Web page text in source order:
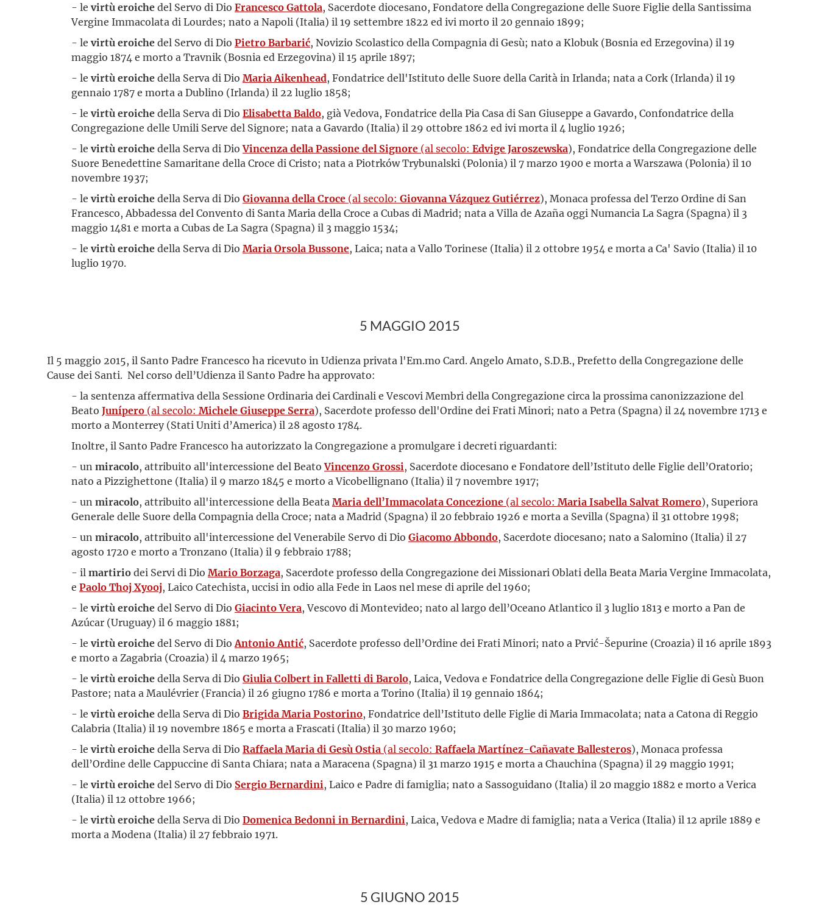
- le virtù eroichedel Servo di Dio Francesco Gattola, Sacerdote diocesano, Fondatore della Congregazione delle Suore Figlie della Santissima
Vergine Immacolata di Lourdes; nato a Napoli (Italia) il 19 settembre 1822 ed ivi morto il 20 gennaio 1899;
- le virtù eroichedel Servo di Dio Pietro Barbarić, Novizio Scolastico della Compagnia di Gesù; nato a Klobuk (Bosnia ed Erzegovina) il 19
maggio 1874 e morto a Travnik (Bosnia ed Erzegovina) il 15 aprile 1897;
- le virtù eroichedella Serva di Dio Maria Aikenhead, Fondatrice dell'Istituto delle Suore della Carità in Irlanda; nata a Cork (Irlanda) il 19
gennaio 1787 e morta a Dublino (Irlanda) il 22 luglio 1858;
- le virtù eroichedella Serva di Dio Elisabetta Baldo, già Vedova, Fondatrice della Pia Casa di San Giuseppe a Gavardo, Confondatrice della
Congregazione delle Umili Serve del Signore; nata a Gavardo (Italia) il 29 ottobre 1862 ed ivi morta il 4 luglio 1926;
- le virtù eroichedella Serva di Dio Vincenza della Passione del Signore (al secolo: Edvige Jaroszewska), Fondatrice della Congregazione delle
Suore Benedettine Samaritane della Croce di Cristo; nata a Piotrków Trybunalski (Polonia) il 7 marzo 1900 e morta a Warszawa (Polonia) il 10
novembre 1937;
- le virtù eroichedella Serva di Dio Giovanna della Croce (al secolo: Giovanna Vázquez Gutiérrez), Monaca professa del Terzo Ordine di San
Francesco, Abbadessa del Convento di Santa Maria della Croce a Cubas di Madrid; nata a Villa de Azaña oggi Numancia La Sagra (Spagna) il 3
maggio 1481 e morta a Cubas de La Sagra (Spagna) il 3 maggio 1534;
- le virtù eroichedella Serva di Dio Maria Orsola Bussone, Laica; nata a Vallo Torinese (Italia) il 2 ottobre 1954 e morta a Ca' Savio (Italia) il 10
luglio 1970.
5 MAGGIO 2015
Il 5 maggio 2015, il Santo Padre Francesco ha ricevuto in Udienza privata l'Em.mo Card. Angelo Amato, S.D.B., Prefetto della Congregazione delle
Cause dei Santi. Nel corso dell’Udienza il Santo Padre ha approvato:
- la sentenza affermativa della Sessione Ordinaria dei Cardinali e Vescovi Membri della Congregazione circa la prossima canonizzazione del
Beato Junípero (al secolo: Michele Giuseppe Serra), Sacerdote professo dell'Ordine dei Frati Minori; nato a Petra (Spagna) il 24 novembre 1713 e
morto a Monterrey (Stati Uniti d’America) il 28 agosto 1784.
Inoltre, il Santo Padre Francesco ha autorizzato la Congregazione a promulgare i decreti riguardanti:
- un miracolo, attribuito all'intercessione del BeatoVincenzo Grossi, Sacerdote diocesano e Fondatore dell’Istituto delle Figlie dell’Oratorio;
nato a Pizzighettone (Italia) il 9 marzo 1845 e morto a Vicobellignano (Italia) il 7 novembre 1917;
- un miracolo, attribuito all'intercessione della Beata Maria dell’Immacolata Concezione (al secolo: Maria Isabella Salvat Romero), Superiora
Generale delle Suore della Compagnia della Croce; nata a Madrid (Spagna) il 20 febbraio 1926 e morta a Sevilla (Spagna) il 31 ottobre 1998;
- un miracolo, attribuito all'intercessione del Venerabile Servo di Dio Giacomo Abbondo, Sacerdote diocesano; nato a Salomino (Italia) il 27
agosto 1720 e morto a Tronzano (Italia) il 9 febbraio 1788;
- il martiriodei Servi di Dio Mario Borzaga, Sacerdote professo della Congregazione dei Missionari Oblati della Beata Maria Vergine Immacolata,
e Paolo Thoj Xyooj, Laico Catechista, uccisi in odio alla Fede in Laos nel mese di aprile del 1960;
- le virtù eroichedel Servo di Dio Giacinto Vera, Vescovo di Montevideo; nato al largo dell’Oceano Atlantico il 3 luglio 1813 e morto a Pan de
Azúcar (Uruguay) il 6 maggio 1881;
- le virtù eroichedel Servo di Dio Antonio Antić, Sacerdote professo dell’Ordine dei Frati Minori; nato a Prvić-Šepurine (Croazia) il 16 aprile 1893
e morto a Zagabria (Croazia) il 4 marzo 1965;
- le virtù eroichedella Serva di Dio Giulia Colbert in Falletti di Barolo, Laica, Vedova e Fondatrice della Congregazione delle Figlie di Gesù Buon
Pastore; nata a Maulévrier (Francia) il 26 giugno 1786 e morta a Torino (Italia) il 19 gennaio 1864;
- le virtù eroichedella Serva di Dio Brigida Maria Postorino, Fondatrice dell’Istituto delle Figlie di Maria Immacolata; nata a Catona di Reggio
Calabria (Italia) il 19 novembre 1865 e morta a Frascati (Italia) il 30 marzo 1960;
- le virtù eroichedella Serva di Dio Raffaela Maria di Gesù Ostia (al secolo: Raffaela Martínez-Cañavate Ballesteros), Monaca professa
dell’Ordine delle Cappuccine di Santa Chiara; nata a Maracena (Spagna) il 31 marzo 1915 e morta a Chauchina (Spagna) il 29 maggio 1991;
- le virtù eroichedel Servo di Dio Sergio Bernardini, Laico e Padre di famiglia; nato a Sassoguidano (Italia) il 20 maggio 1882 e morto a Verica
(Italia) il 12 ottobre 1966;
- le virtù eroichedella Serva di Dio Domenica Bedonni in Bernardini, Laica, Vedova e Madre di famiglia; nata a Verica (Italia) il 12 aprile 1889 e
morta a Modena (Italia) il 27 febbraio 1971.
5 GIUGNO 2015